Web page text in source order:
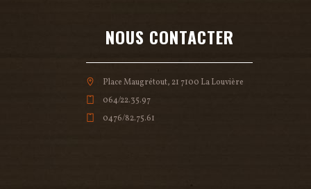
NOUS CONTACTER
Place Maugrétout, 21 7100 La Louvière
064/22.35.97
0476/82.75.61